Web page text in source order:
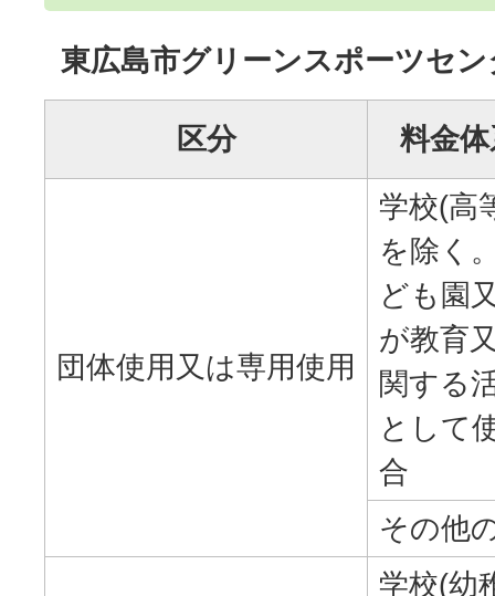
東広島市グリーンスポーツセ
区分 料金
団体使用又は専用使用
学校(高
を除く
ども園
が教育
関する
として
合
その他
学校(幼